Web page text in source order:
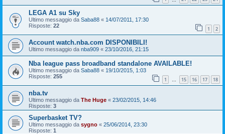
LEGA A1 su Sky
Ultimo messaggio da Saba88 « 14/07/2011, 17:30
Risposte: 22 1 2
Account watch.nba.com DISPONIBILI!
Ultimo messaggio da nba909 « 23/10/2016, 21:15
Nba league pass broadband standalone AVAILABLE!
Ultimo messaggio da Saba88 « 19/10/2015, 1:03
Risposte: 255 1 … 15 16 17 18
nba.tv
Ultimo messaggio da The Huge « 23/02/2015, 14:46
Risposte: 3
Superbasket TV?
Ultimo messaggio da sygno « 25/06/2014, 23:30
Risposte: 1